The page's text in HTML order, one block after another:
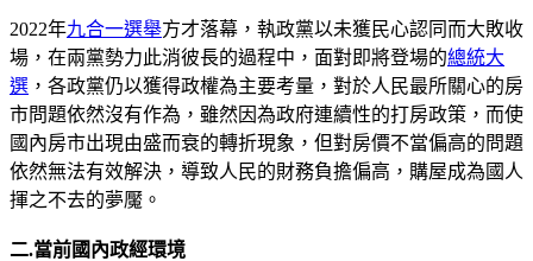
2022年九合一選舉方才落幕，執政黨以未獲民心認同而大敗收
場，在兩黨勢力此消彼長的過程中，面對即將登場的總統大
選 ，各政黨仍以獲得政權為主要考量，對於人民最所關心的房
市問題依然沒有作為，雖然因為政府連續性的打房政策，而使
國內房市出現由盛而衰的轉折現象，但對房價不當偏高的問題
依然無法有效解決，導致人民的財務負擔偏高，購屋成為國人
揮之不去的夢魘。
二.當前國內政經環境